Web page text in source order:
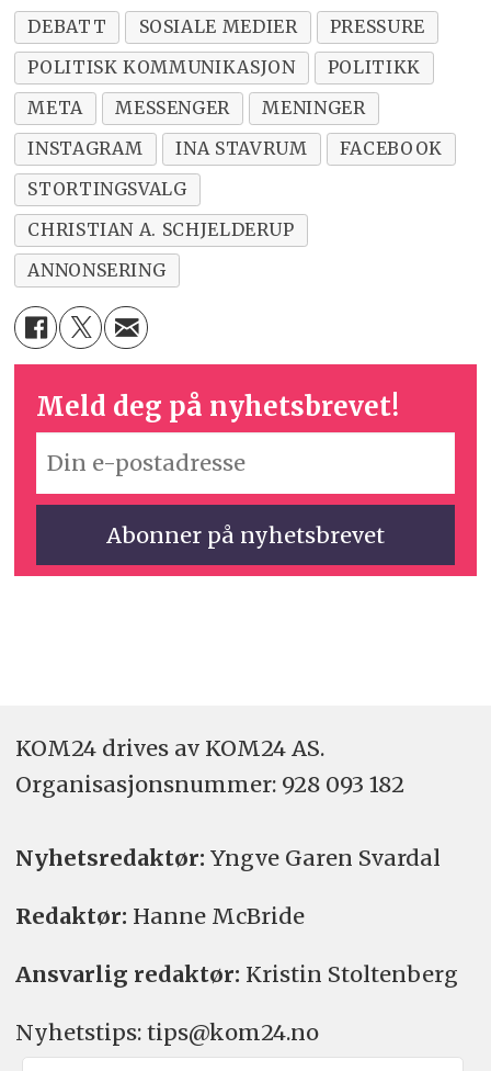
DEBATT SOSIALE MEDIER
PRESSURE
POLITISK KOMMUNIKASJON
POLITIKK
META
MESSENGER
MENINGER
INSTAGRAM
INA STAVRUM
FACEBOOK
STORTINGSVALG
CHRISTIAN A. SCHJELDERUP
ANNONSERING
Meld deg på nyhetsbrevet!
KOM24 drives av KOM24 AS.
Organisasjons­nummer: 928 093 182
Nyhetsredaktør: Yngve Garen Svardal
Redaktør: Hanne McBride
Ansvarlig redaktør: Kristin Stoltenberg
Nyhetstips: tips@kom24.no